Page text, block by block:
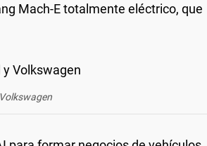
Mach-E totalmente eléctrico, que